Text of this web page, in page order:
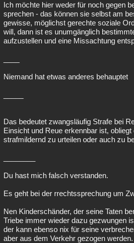
Ich möchte hier weder für noch gegen
sprechen - das können sie selbst am
gewisse, möglichst gerechte soziale
will, dann ist es unumgänglich
aufzustellen und eine Missachtung
Niemand hat etwas anderes behauptet
Das bedeutet zwangsläufig Strafe bei
Einsicht und Reue erkennbar ist,
strafmildernd zu urteilen oder auch zu
Du hast mich falsch verstanden.
Es geht bei der rrechtssprechung um
Nen Kinderschänder, der seine Taten
Triebe immer wieder dazu gezwungen
der kann ebenso nix für seine
aber aus dem Verkehr gezogen werden.